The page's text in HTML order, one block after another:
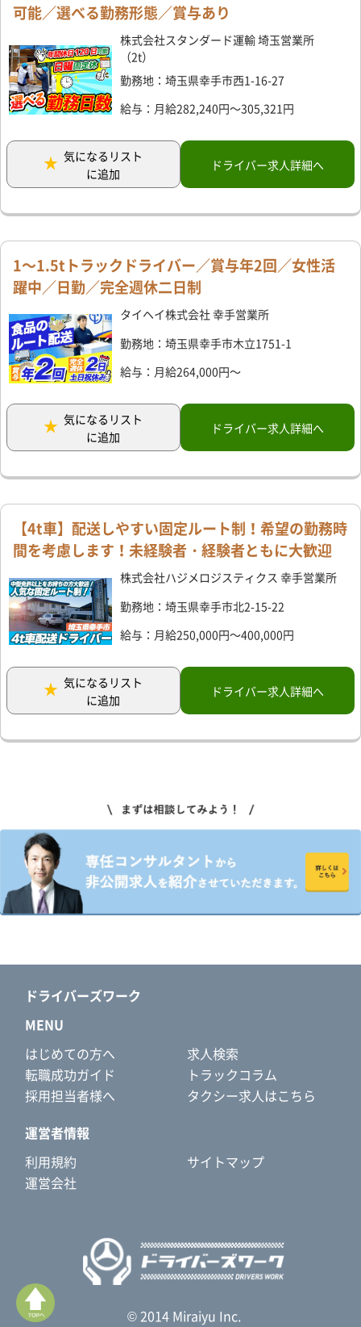
可能／選べる勤務形態／賞与あり
株式会社スタンダード運輸 埼玉営業所
（2t）
勤務地：埼玉県幸手市西1-16-27
給与：月給282,240円～305,321円
気になるリスト
に追加
ドライバー求人詳細へ
1～1.5tトラックドライバー／賞与年2回／女性活
躍中／日勤／完全週休二日制
タイヘイ株式会社 幸手営業所
勤務地：埼玉県幸手市木立1751-1
給与：月給264,000円～
気になるリスト
に追加
ドライバー求人詳細へ
【4t車】配送しやすい固定ルート制！希望の勤務時
間を考慮します！未経験者・経験者ともに大歓迎
株式会社ハジメロジスティクス 幸手営業所
勤務地：埼玉県幸手市北2-15-22
給与：月給250,000円～400,000円
気になるリスト
に追加
ドライバー求人詳細へ
ドライバーズワーク
MENU
はじめての方へ
求人検索
転職成功ガイド
トラックコラム
採用担当者様へ
タクシー求人はこちら
運営者情報
利用規約
サイトマップ
運営会社
© 2014 Miraiyu Inc.